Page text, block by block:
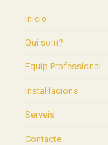
Inicio
Qui som?
Equip Professional
Instal·lacions
Serveis
Contacte